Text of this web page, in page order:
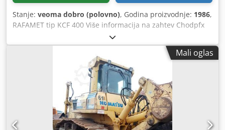
Stanje: veoma dobro (polovno), Godina proizvodnje: 1986,
RAFAMET tip KCF 400 Više informacija na zahtev Chodpfx
Mali oglas